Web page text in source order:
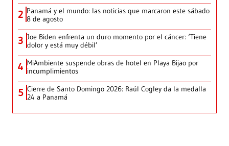
2 Panamá y el mundo: las noticias que marcaron este sábado
8 de agosto
3 Joe Biden enfrenta un duro momento por el cáncer: ‘Tiene
dolor y está muy débil’
4 MiAmbiente suspende obras de hotel en Playa Bijao por
incumplimientos
5 Cierre de Santo Domingo 2026: Raúl Cogley da la medalla
24 a Panamá